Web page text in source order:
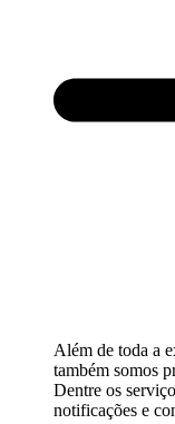
Além de toda a
também somos
Dentre os
notificações e